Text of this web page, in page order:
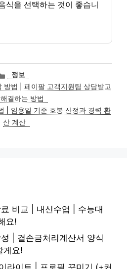
식을 선택하는 것이 좋습니
카
테
고
리
정보
방법 | 페이팔 고객지원팀 상담받고
결하는 방법
| 임용일 기준 호봉 산정과 경력 환
산 계산
비교 | 내신수업 | 수능대
요!
| 결손금처리계산서 양식
게요!
라이트 | 프로필 꾸미기 (+커